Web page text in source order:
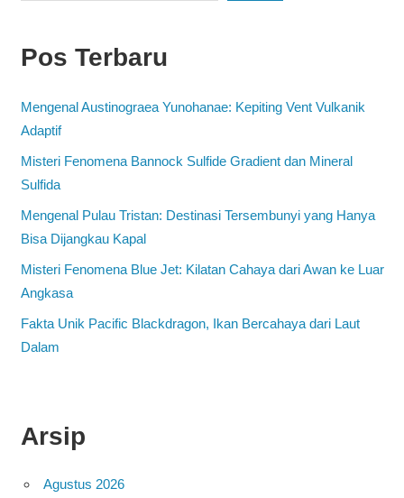
Pos Terbaru
Mengenal Austinograea Yunohanae: Kepiting Vent Vulkanik
Adaptif
Misteri Fenomena Bannock Sulfide Gradient dan Mineral
Sulfida
Mengenal Pulau Tristan: Destinasi Tersembunyi yang Hanya
Bisa Dijangkau Kapal
Misteri Fenomena Blue Jet: Kilatan Cahaya dari Awan ke Luar
Angkasa
Fakta Unik Pacific Blackdragon, Ikan Bercahaya dari Laut
Dalam
Arsip
Agustus 2026